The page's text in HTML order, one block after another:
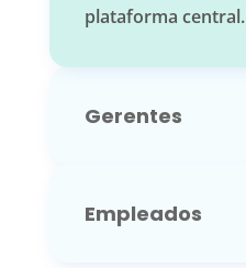
plataforma central.
Gerentes
Empleados